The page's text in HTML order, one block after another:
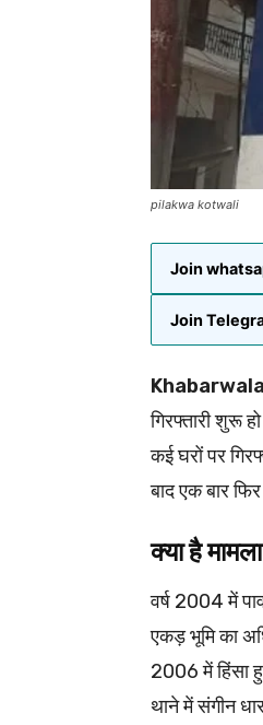
pilakwa kotwali
Join
Join
गिरफ्तारी शुरू
कई घरों पर
बाद एक बार
क्या है मामला
वर्ष 2004 में
एकड़ भूमि का
2006 में हिंसा
थाने में संगीन